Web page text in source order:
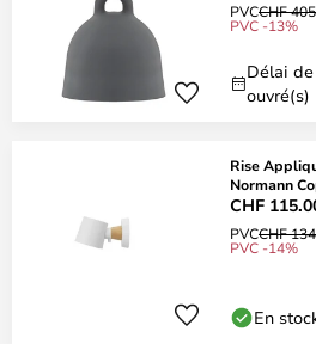
PVCCHF
PVC -13%
Délai
ouvré(s)
Rise
Normann
CHF
PVCCHF
PVC -14%
En